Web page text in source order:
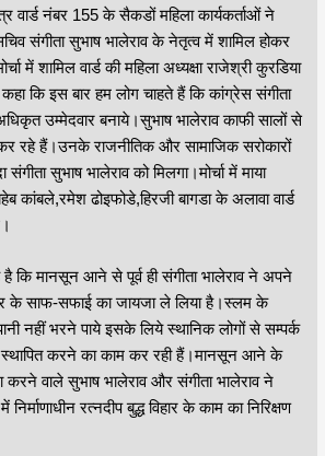
वार्ड नंबर 155 के सैकडों महिला कार्यकर्ताओं ने
संगीता सुभाष भालेराव के नेतृत्व में शामिल होकर
में शामिल वार्ड की महिला अध्यक्षा राजेश्री कुरडिया
कि इस बार हम लोग चाहते हैं कि कांग्रेस संगीता
उम्मेदवार बनाये।सुभाष भालेराव काफी सालों से
रहे हैं।उनके राजनीतिक और सामाजिक सरोकारों
सुभाष भालेराव को मिलगा।मोर्चा में माया
कांबले,रमेश ढोइफोडे,हिरजी बागडा के अलावा वार्ड
कि मानसून आने से पूर्व ही संगीता भालेराव ने अपने
के साफ-सफाई का जायजा ले लिया है।स्लम के
नहीं भरने पाये इसके लिये स्थानिक लोगों से सम्पर्क
करने का काम कर रही हैं।मानसून आने के
करने वाले सुभाष भालेराव और संगीता भालेराव ने
रत्नदीप बुद्ध विहार के काम का निरिक्षण